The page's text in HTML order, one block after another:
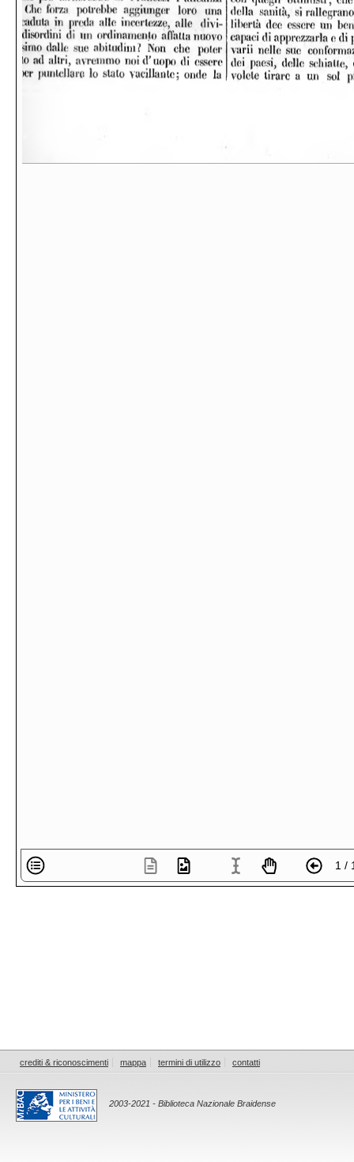
1 /
crediti & riconoscimenti mappa termini di utilizzo contatti
2003-2021 - Biblioteca Nazionale Braidense